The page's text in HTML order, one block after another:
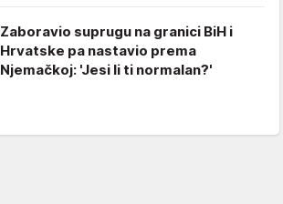
Zaboravio suprugu na granici BiH i
Hrvatske pa nastavio prema
Njemačkoj: 'Jesi li ti normalan?'